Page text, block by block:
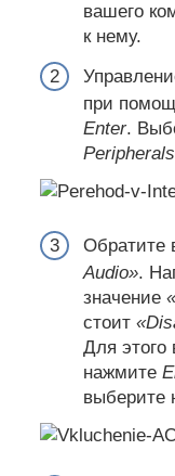
вашего
к нему.
при
Enter.
Обратите
Audio».
значение
стоит
Для этого
нажмите
выберите